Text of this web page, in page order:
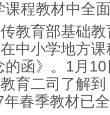
课程教材中全
教育部基础
中小学地方
的函》。1月
育二司了解
年春季教材已